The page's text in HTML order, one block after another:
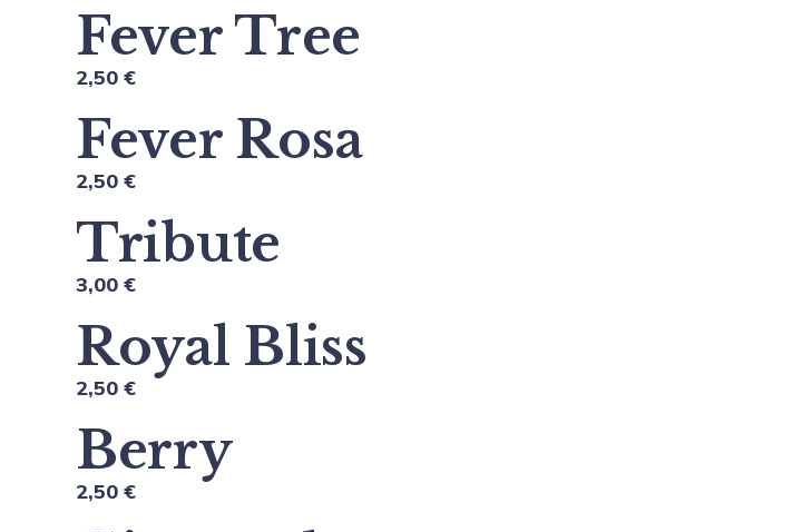
Fever Tree
2,50 €
Fever Rosa
2,50 €
Tribute
3,00 €
Royal Bliss
2,50 €
Berry
2,50 €